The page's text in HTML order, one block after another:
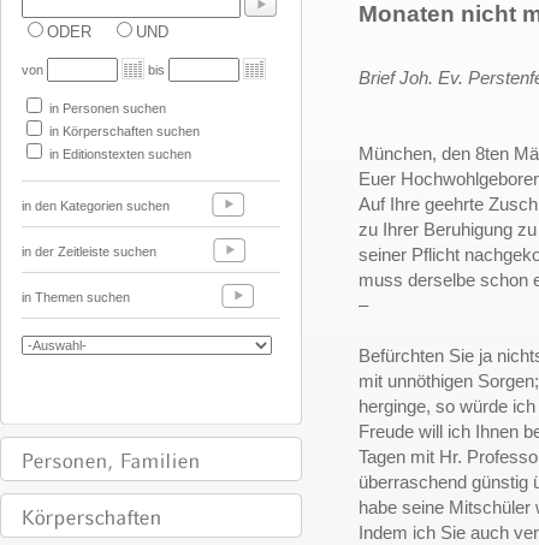
ODER UND
von bis
in Personen suchen
in Körperschaften suchen
in Editionstexten suchen
in den Kategorien suchen
in der Zeitleiste suchen
in Themen suchen
Monaten nicht
Brief Joh. Ev.
München, den 8ten
Euer
Auf Ihre geehrte
zu Ihrer Beruhigung
seiner Pflicht
muss derselbe schon
–
Befürchten Sie ja
mit unnöthigen
herginge, so würde
Freude will ich Ihnen
Tagen mit Hr.
überraschend günstig
habe seine Mitschüler
Indem ich Sie auch